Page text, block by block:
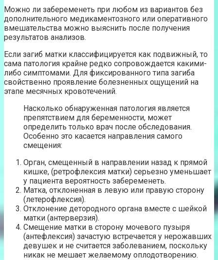
Можно ли забеременеть при любом из вариантов без
дополнительного медикаментозного или оперативного
вмешательства можно выяснить после получения
результатов анализов.
Если загиб матки классифицируется как подвижный, то
сама патология крайне редко сопровождается какими-
либо симптомами. Для фиксированного типа загиба
свойственно проявление болезненных ощущений на
этапе месячных кровотечений.
Насколько обнаруженная патология является
препятствием для беременности, может
определить только врач после обследования.
Особенно это касается направления самого
смещения:
Орган, смещенный в направлении назад к прямой
кишке, (ретрофлексия матки) серьезно уменьшает
у пациента вероятность забеременеть.
Матка, отклоненная в левую или правую сторону
(летерофлексия).
Отклонение детородного органа вместе с шейкой
матки (антерверзия).
Смещение матки в сторону мочевого пузыря
(антефлексия) зачастую встречается у нерожавших
девушек и не считается заболеванием, поскольку
никак не мешает желаемому оплодотворению.